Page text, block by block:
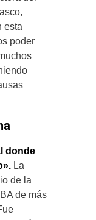
esta
poder
donde
La
de la
de más